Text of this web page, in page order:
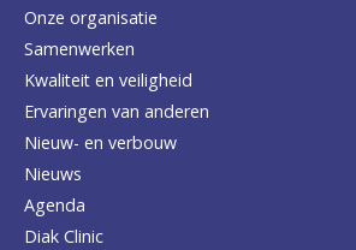
e
r
u
g
n
a
Onze organisatie
Samenwerken
Kwaliteit en veiligheid
Ervaringen van anderen
Nieuw- en verbouw
Nieuws
Agenda
Diak Clinic